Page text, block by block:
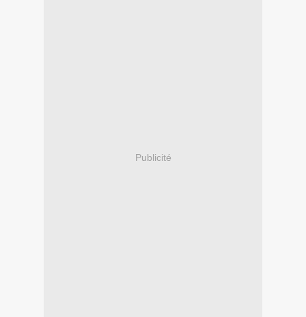
Publicité